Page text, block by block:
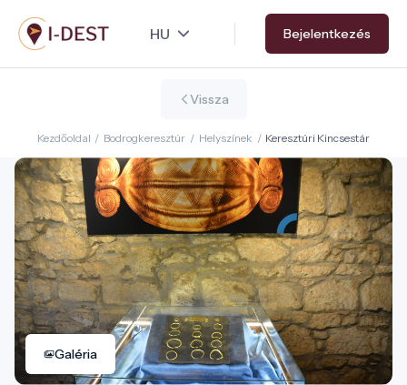
Ugrás
a
tartalomra
Bejelentkezés
Vissza
Kezdőoldal / Bodrogkeresztúr / Helyszínek / Keresztúri Kincsestár
Galéria